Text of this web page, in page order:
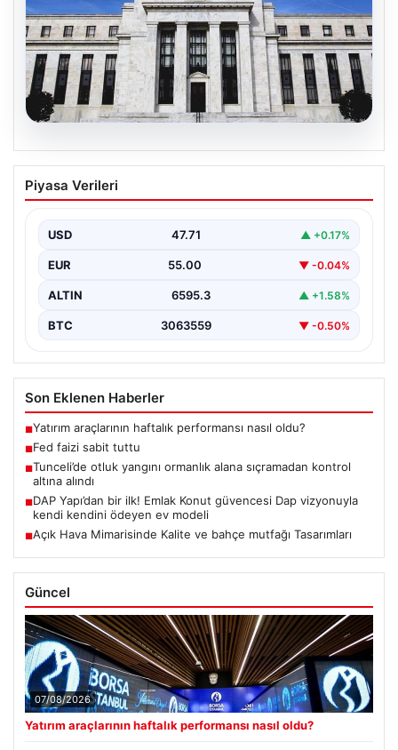
06.08.2026
Fed faizi sabit tuttu
Piyasa Verileri
USD 47.71 ▲ +0.17%
EUR 55.00 ▼ -0.04%
ALTIN 6595.3 ▲ +1.58%
BTC 3063559 ▼ -0.50%
Son Eklenen Haberler
■Yatırım araçlarının haftalık performansı nasıl oldu?
■Fed faizi sabit tuttu
■Tunceli’de otluk yangını ormanlık alana sıçramadan kontrol
altına alındı
■DAP Yapı’dan bir ilk! Emlak Konut güvencesi Dap vizyonuyla
kendi kendini ödeyen ev modeli
■Açık Hava Mimarisinde Kalite ve bahçe mutfağı Tasarımları
Güncel
07/08/2026
Yatırım araçlarının haftalık performansı nasıl oldu?